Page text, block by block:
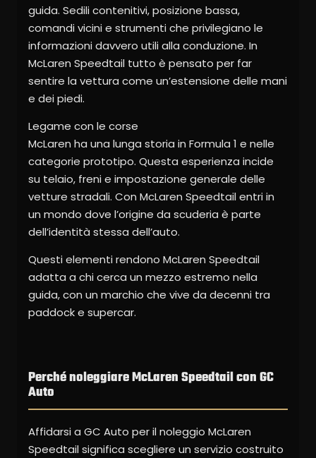
guida. Sedili contenitivi, posizione bassa,
comandi vicini e strumenti che privilegiano le
informazioni davvero utili alla conduzione. In
McLaren Speedtail tutto è pensato per far
sentire la vettura come un’estensione delle mani
e dei piedi.
Legame con le corse
McLaren ha una lunga storia in Formula 1 e nelle
categorie prototipo. Questa esperienza incide
su telaio, freni e impostazione generale delle
vetture stradali. Con McLaren Speedtail entri in
un mondo dove l’origine da scuderia è parte
dell’identità stessa dell’auto.
Questi elementi rendono McLaren Speedtail
adatta a chi cerca un mezzo estremo nella
guida, con un marchio che vive da decenni tra
paddock e supercar.
Perché noleggiare McLaren Speedtail con GC
Auto
Affidarsi a GC Auto per il noleggio McLaren
Speedtail significa scegliere un servizio costruito